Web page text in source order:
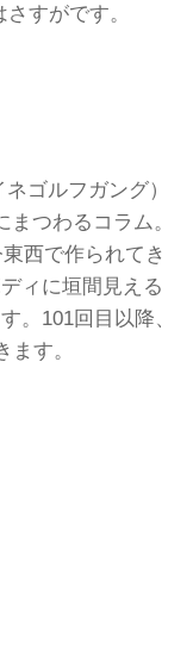
すがです。
ゴルフガング）
つわるコラム。
西で作られてき
ィに垣間見える
。101回目以降、
す。